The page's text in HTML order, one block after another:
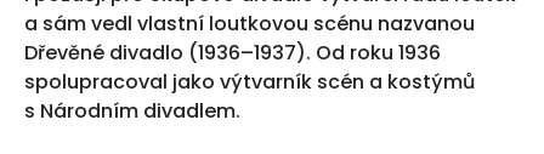
a sám vedl vlastní loutkovou scénu nazvanou
Dřevěné divadlo (1936–1937). Od roku 1936
spolupracoval jako výtvarník scén a kostýmů
s Národním divadlem.